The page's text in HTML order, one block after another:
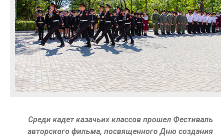
Среди кадет казачьих классов прошел Фестиваль
авторского фильма, посвященного Дню создания